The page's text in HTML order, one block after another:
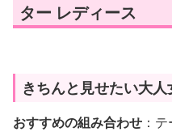
ター レディース
きちんと見せたい大
おすすめの組み合わせ ：